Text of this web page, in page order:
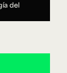
del